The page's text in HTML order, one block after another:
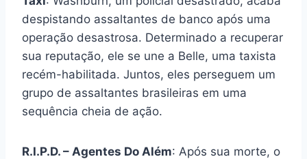
despistando assaltantes de banco após uma
operação desastrosa. Determinado a recuperar
sua reputação, ele se une a Belle, uma taxista
recém-habilitada. Juntos, eles perseguem um
grupo de assaltantes brasileiras em uma
sequência cheia de ação.
R.I.P.D. – Agentes Do Além: Após sua morte, o